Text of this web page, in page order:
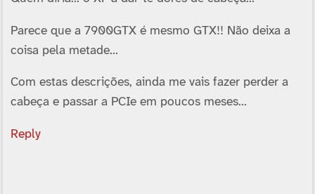
Parece que a 7900GTX é mesmo GTX!! Não deixa a
coisa pela metade…
Com estas descrições, ainda me vais fazer perder a
cabeça e passar a PCIe em poucos meses…
Reply